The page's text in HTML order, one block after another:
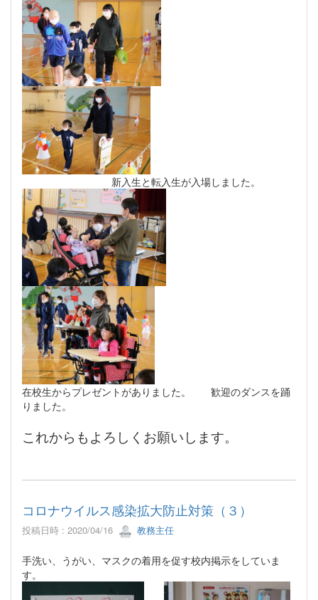
新入生と転入生が入場しました。
在校生からプレゼントがありました。 歓迎のダンスを踊
りました。
これからもよろしくお願いします。
コロナウイルス感染拡大防止対策（３）
投稿日時 : 2020/04/16 教務主任
手洗い、うがい、マスクの着用を促す校内掲示をしていま
す。